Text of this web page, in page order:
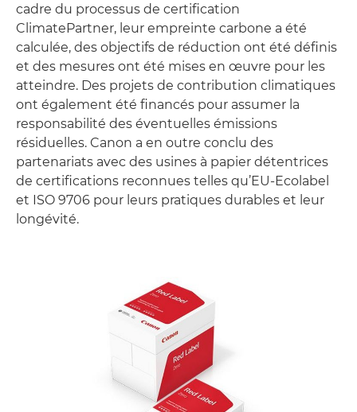
cadre du processus de certification
ClimatePartner, leur empreinte carbone a été
calculée, des objectifs de réduction ont été définis
et des mesures ont été mises en œuvre pour les
atteindre. Des projets de contribution climatiques
ont également été financés pour assumer la
responsabilité des éventuelles émissions
résiduelles. Canon a en outre conclu des
partenariats avec des usines à papier détentrices
de certifications reconnues telles qu’EU-Ecolabel
et ISO 9706 pour leurs pratiques durables et leur
longévité.